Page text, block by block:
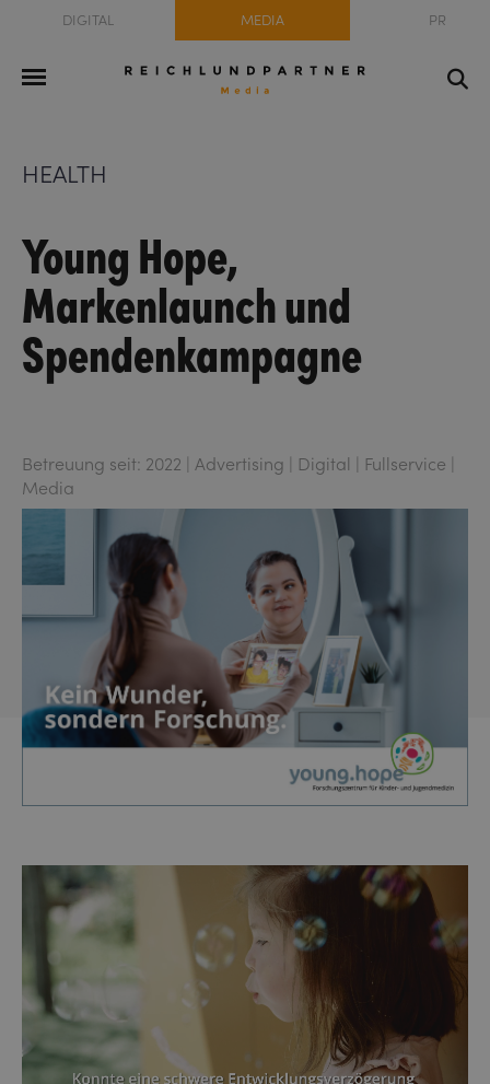
DIGITAL MEDIA PR
HEALTH
Young Hope,
Markenlaunch und
Spendenkampagne
Betreuung seit: 2022 | Advertising | Digital | Fullservice |
Media